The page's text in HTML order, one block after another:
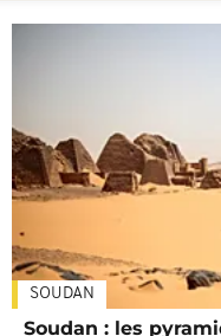
SOUDAN
Soudan : les